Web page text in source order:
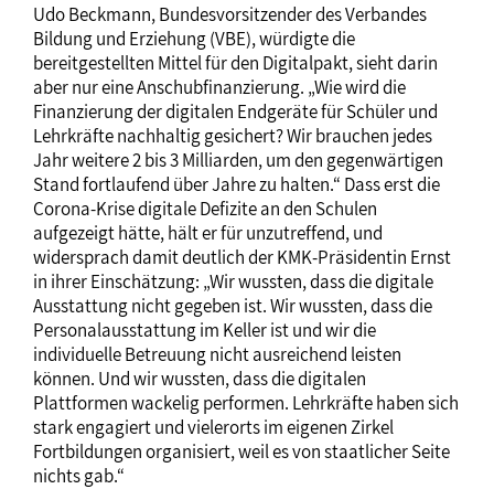
Udo Beckmann, Bundesvorsitzender des Verbandes
Bildung und Erziehung (VBE), würdigte die
bereitgestellten Mittel für den Digitalpakt, sieht darin
aber nur eine Anschubfinanzierung. „Wie wird die
Finanzierung der digitalen Endgeräte für Schüler und
Lehrkräfte nachhaltig gesichert? Wir brauchen jedes
Jahr weitere 2 bis 3 Milliarden, um den gegenwärtigen
Stand fortlaufend über Jahre zu halten.“ Dass erst die
Corona-Krise digitale Defizite an den Schulen
aufgezeigt hätte, hält er für unzutreffend, und
widersprach damit deutlich der KMK-Präsidentin Ernst
in ihrer Einschätzung: „Wir wussten, dass die digitale
Ausstattung nicht gegeben ist. Wir wussten, dass die
Personalausstattung im Keller ist und wir die
individuelle Betreuung nicht ausreichend leisten
können. Und wir wussten, dass die digitalen
Plattformen wackelig performen. Lehrkräfte haben sich
stark engagiert und vielerorts im eigenen Zirkel
Fortbildungen organisiert, weil es von staatlicher Seite
nichts gab.“